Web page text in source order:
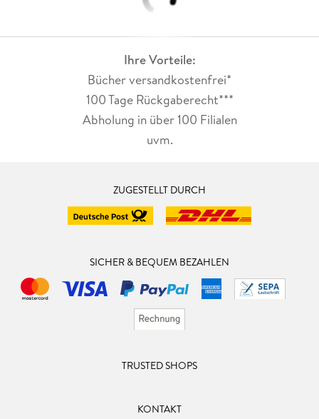
Ihre Vorteile:
Bücher versandkostenfrei*
100 Tage Rückgaberecht***
Abholung in über 100 Filialen
uvm.
ZUGESTELLT DURCH
SICHER & BEQUEM BEZAHLEN
TRUSTED SHOPS
KONTAKT